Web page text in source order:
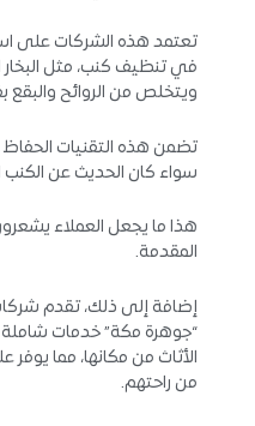
تعتمد هذه الشركات على
في تنظيف كنب، مثل البخار
ويتخلص من الروائح والبقع
تضمن هذه التقنيات الحفاظ
سواء كان الحديث عن الكنب
هذا ما يجعل العملاء
المقدمة.
إضافة إلى ذلك، تقدم
“جوهرة مكة” خدمات
الأثاث من مكانها، مما يوفر
من راحتهم.